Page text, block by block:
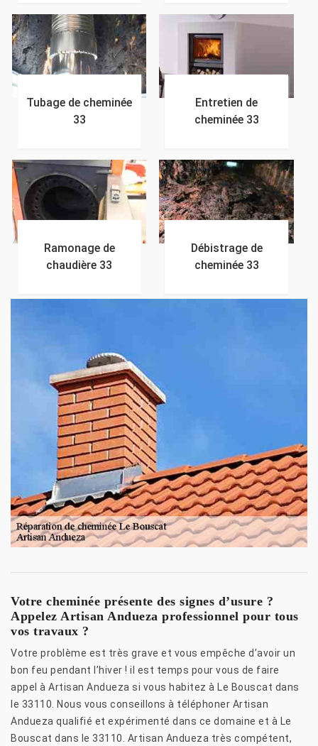
Tubage de cheminée
33
Entretien de
cheminée 33
Ramonage de
chaudière 33
Débistrage de
cheminée 33
Votre cheminée présente des signes d’usure ?
Appelez Artisan Andueza professionnel pour tous
vos travaux ?
Votre problème est très grave et vous empêche d’avoir un
bon feu pendant l’hiver ! il est temps pour vous de faire
appel à Artisan Andueza si vous habitez à Le Bouscat dans
le 33110. Nous vous conseillons à téléphoner Artisan
Andueza qualifié et expérimenté dans ce domaine et à Le
Bouscat dans le 33110. Artisan Andueza très compétent,